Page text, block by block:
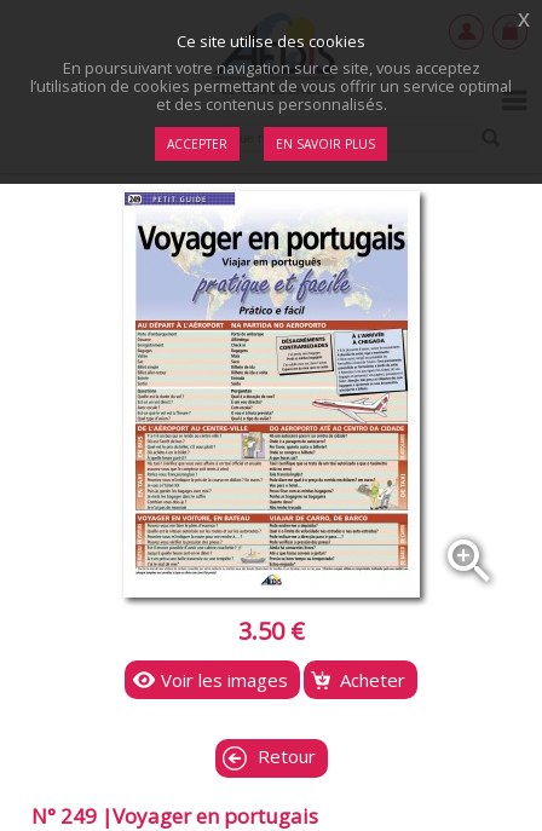
zoom_in
3.50 €
Voir les images Acheter
Retour
N° 249 |Voyager en portugais
Ce site utilise des cookies
En poursuivant votre navigation sur ce site, vous acceptez
l’utilisation de cookies permettant de vous offrir un service optimal
et des contenus personnalisés.
ACCEPTER EN SAVOIR PLUS
x